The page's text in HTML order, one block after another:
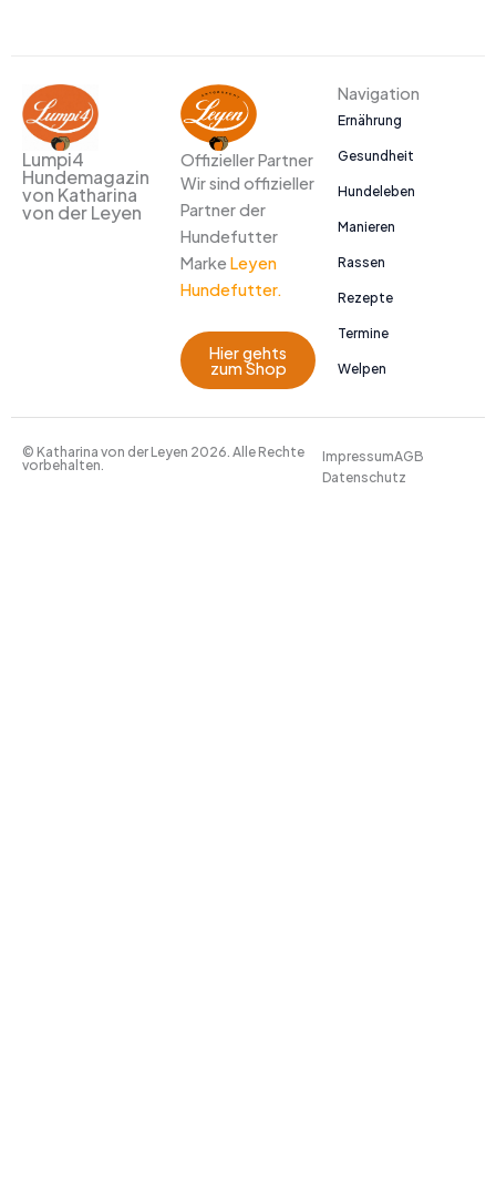
Lumpi4
Hundemagazin
von Katharina
von der Leyen
Offizieller Partner
Wir sind offizieller
Partner der
Hundefutter
Marke Leyen
Hundefutter.
Hier gehts
zum Shop
Navigation
Ernährung
Gesundheit
Hundeleben
Manieren
Rassen
Rezepte
Termine
Welpen
© Katharina von der Leyen 2026. Alle Rechte
vorbehalten.
ImpressumAGB
Datenschutz